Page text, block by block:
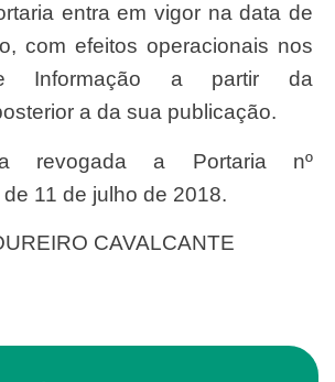
com efeitos operacionais nos
Informação a partir da
a da sua publicação.
11 de julho de 2018.
CAVALCANTE